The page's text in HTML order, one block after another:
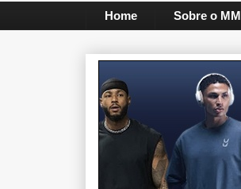
Home Sobre o MM